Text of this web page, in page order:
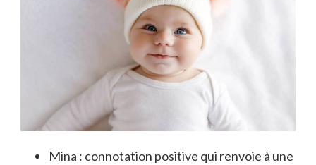
Mina : connotation positive qui renvoie à une